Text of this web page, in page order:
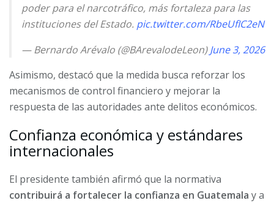
poder para el narcotráfico, más fortaleza para las
instituciones del Estado. pic.twitter.com/RbeUfIC2eN
— Bernardo Arévalo (@BArevalodeLeon)June 3, 2026
Asimismo, destacó que la medida busca reforzar los
mecanismos de control financiero y mejorar la
respuesta de las autoridades ante delitos económicos.
Confianza económica y estándares
internacionales
El presidente también afirmó que la normativa
contribuirá a fortalecer la confianza en Guatemala y a